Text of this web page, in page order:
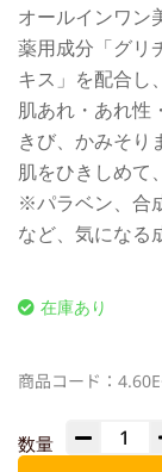
オールインワン
薬用成分「グリ
キス」を配合し、
肌あれ・あれ性
きび、かみそり
肌をひきしめて
※パラベン、合
など、気になる
在庫あり
商品コード：